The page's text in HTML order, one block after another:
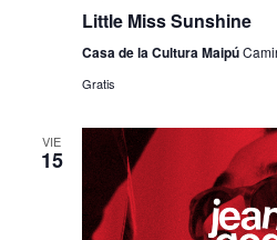
Little Miss Sunshine
Casa de la Cultura Maipú
Gratis
VIE
15